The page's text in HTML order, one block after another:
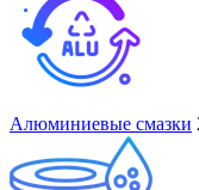
Алюминиевые смазки